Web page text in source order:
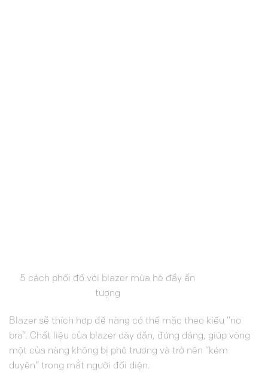
5 cách phối đồ với blazer mùa hè đầy ấn
tượng
Blazer sẽ thích hợp để nàng có thể mặc theo kiểu “no
bra”. Chất liệu của blazer dày dặn, đứng dáng, giúp vòng
một của nàng không bị phô trương và trở nên “kém
duyên” trong mắt người đối diện.